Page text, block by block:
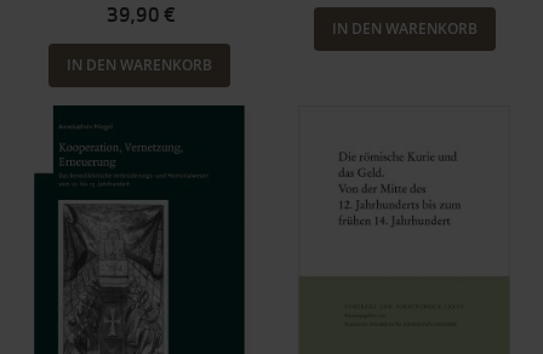
39,90 €
IN DEN WARENKORB
IN DEN WARENKORB